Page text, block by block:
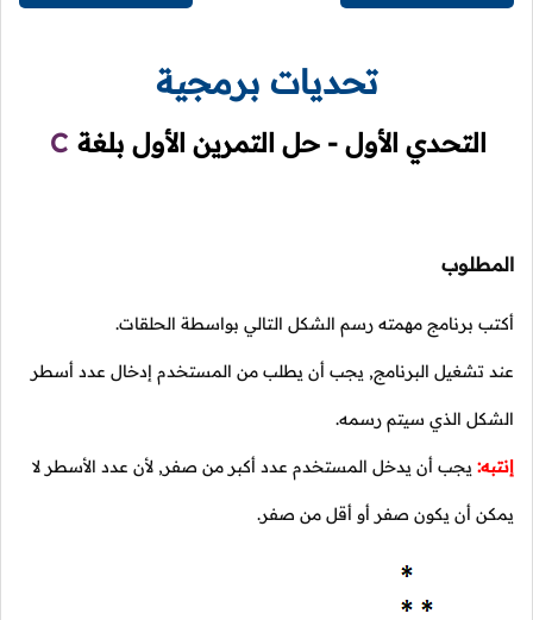
تحديات برمجية
التحدي الأول - حل التمرين الأول بلغة C
المطلوب
أكتب برنامج مهمته رسم الشكل التالي بواسطة الحلقات.
عند تشغيل البرنامج, يجب أن يطلب من المستخدم إدخال عدد أسطر
الشكل الذي سيتم رسمه.
إنتبه: يجب أن يدخل المستخدم عدد أكبر من صفر, لأن عدد الأسطر لا
يمكن أن يكون صفر أو أقل من صفر.